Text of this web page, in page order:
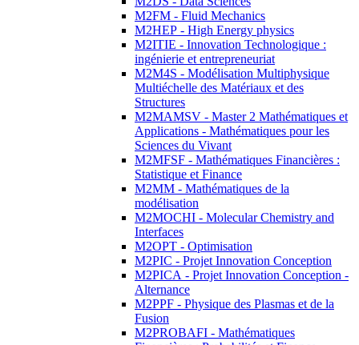
M2FM - Fluid Mechanics
M2HEP - High Energy physics
M2ITIE - Innovation Technologique :
ingénierie et entrepreneuriat
M2M4S - Modélisation Multiphysique
Multiéchelle des Matériaux et des
Structures
M2MAMSV - Master 2 Mathématiques et
Applications - Mathématiques pour les
Sciences du Vivant
M2MFSF - Mathématiques Financières :
Statistique et Finance
M2MM - Mathématiques de la
modélisation
M2MOCHI - Molecular Chemistry and
Interfaces
M2OPT - Optimisation
M2PIC - Projet Innovation Conception
M2PICA - Projet Innovation Conception -
Alternance
M2PPF - Physique des Plasmas et de la
Fusion
M2PROBAFI - Mathématiques